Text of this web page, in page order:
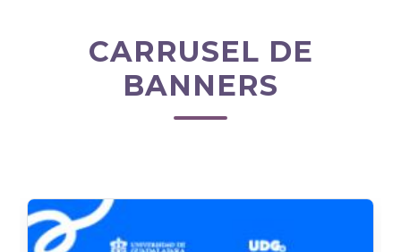
CARRUSEL DE
BANNERS